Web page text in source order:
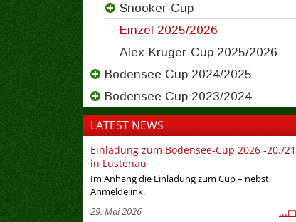
Snooker-Cup
Einzel 2025/2026
Alex-Krüger-Cup 2025/2026
Bodensee Cup 2024/2025
Bodensee Cup 2023/2024
LATEST NEWS
Einladung zum Bodensee-Cup 2026 -20./
in Lustenau
Im Anhang die Einladung zum Cup – nebst
Anmeldelink.
29. Mai 2026